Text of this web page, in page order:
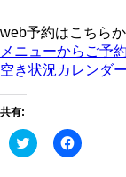
web予約はこちら
メニューからご予
空き状況カレンダ
共有:
ク
リ
Facebook
で